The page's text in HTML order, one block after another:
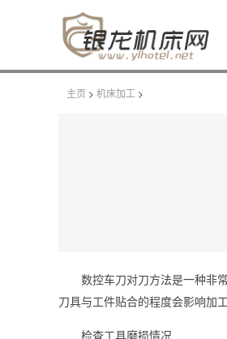
主页 > 机床加工 >
数控车刀对刀方法是一种非
刀具与工件贴合的程度会影响加
检查工具磨损情况